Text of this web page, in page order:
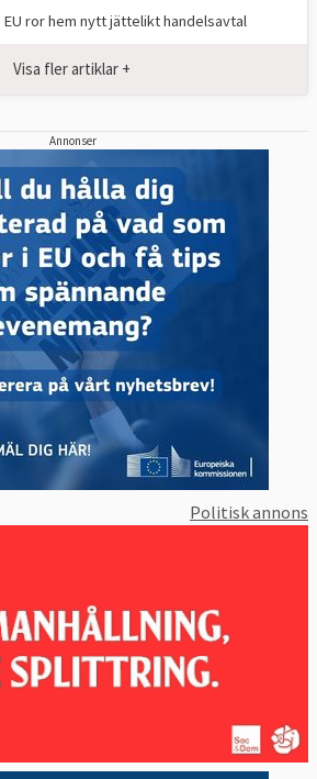
EU ror hem nytt jättelikt handelsavtal
Visa fler artiklar +
Annonser
Politisk annons